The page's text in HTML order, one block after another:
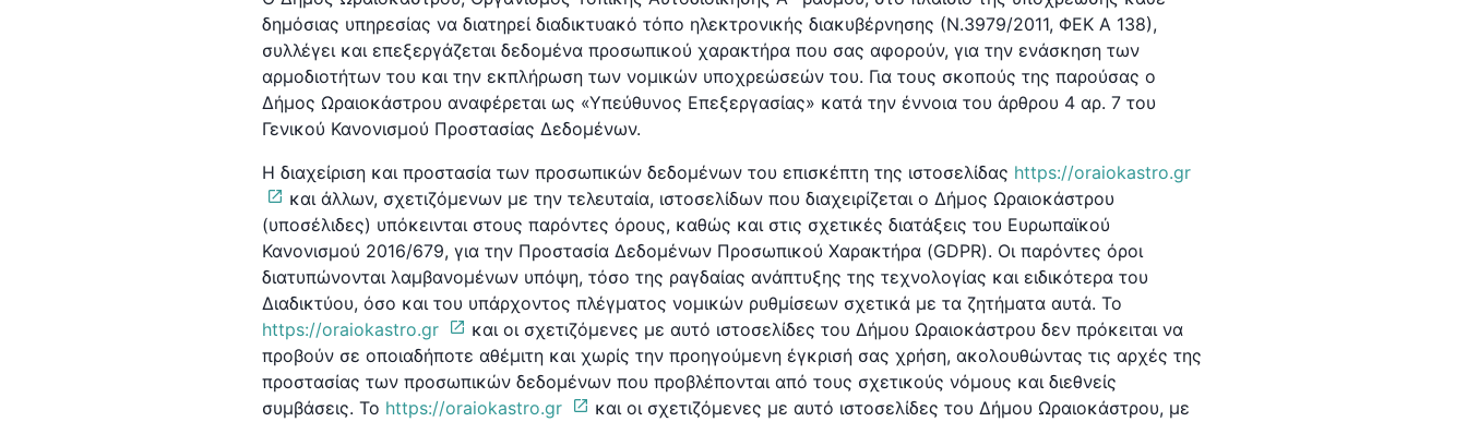
δημόσιας υπηρεσίας να διατηρεί διαδικτυακό τόπο ηλεκτρονικής διακυβέρνησης (Ν.3979/2011, ΦΕΚ Α 138),
συλλέγει και επεξεργάζεται δεδομένα προσωπικού χαρακτήρα που σας αφορούν, για την ενάσκηση των
αρμοδιοτήτων του και την εκπλήρωση των νομικών υποχρεώσεών του. Για τους σκοπούς της παρούσας ο
Δήμος Ωραιοκάστρου αναφέρεται ως «Υπεύθυνος Επεξεργασίας» κατά την έννοια του άρθρου 4 αρ. 7 του
Γενικού Κανονισμού Προστασίας Δεδομένων.
Η διαχείριση και προστασία των προσωπικών δεδομένων του επισκέπτη της ιστοσελίδας https://oraiokastro.gr
και άλλων, σχετιζόμενων με την τελευταία, ιστοσελίδων που διαχειρίζεται ο Δήμος Ωραιοκάστρου
(υποσέλιδες) υπόκεινται στους παρόντες όρους, καθώς και στις σχετικές διατάξεις του Ευρωπαϊκού
Κανονισμού 2016/679, για την Προστασία Δεδομένων Προσωπικού Χαρακτήρα (GDPR). Οι παρόντες όροι
διατυπώνονται λαμβανομένων υπόψη, τόσο της ραγδαίας ανάπτυξης της τεχνολογίας και ειδικότερα του
Διαδικτύου, όσο και του υπάρχοντος πλέγματος νομικών ρυθμίσεων σχετικά με τα ζητήματα αυτά. Το
https://oraiokastro.gr
και οι σχετιζόμενες με αυτό ιστοσελίδες του Δήμου Ωραιοκάστρου δεν πρόκειται να
προβούν σε οποιαδήποτε αθέμιτη και χωρίς την προηγούμενη έγκρισή σας χρήση, ακολουθώντας τις αρχές της
προστασίας των προσωπικών δεδομένων που προβλέπονται από τους σχετικούς νόμους και διεθνείς
συμβάσεις. Το https://oraiokastro.gr
και οι σχετιζόμενες με αυτό ιστοσελίδες του Δήμου Ωραιοκάστρου, με